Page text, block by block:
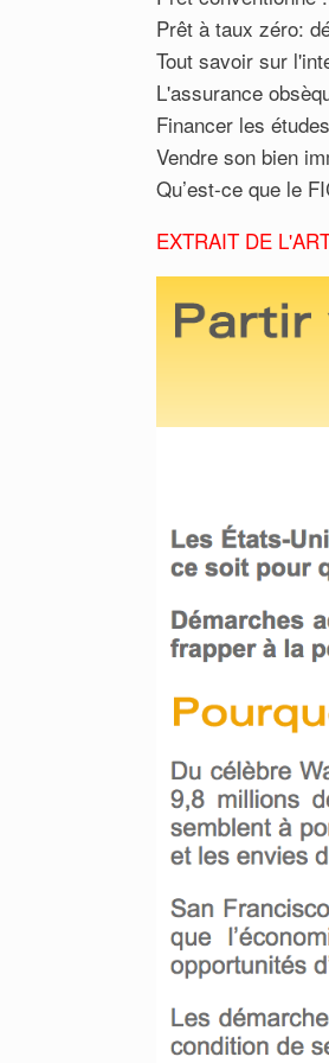
Prêt à taux zéro:
Tout savoir sur
L'assurance
Financer les
Vendre son bien
Qu’est-ce que le
EXTRAIT DE